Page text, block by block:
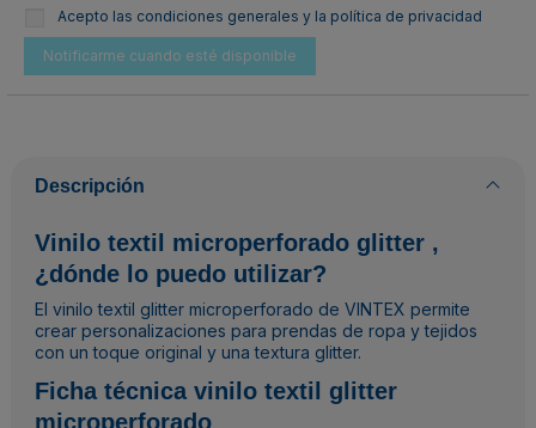
Acepto las condiciones generales y la política de privacidad
Descripción
Vinilo textil microperforado glitter ,
¿dónde lo puedo utilizar?
El vinilo textil glitter microperforado de VINTEX permite
crear personalizaciones para prendas de ropa y tejidos
con un toque original y una textura glitter.
Ficha técnica vinilo textil glitter
microperforado